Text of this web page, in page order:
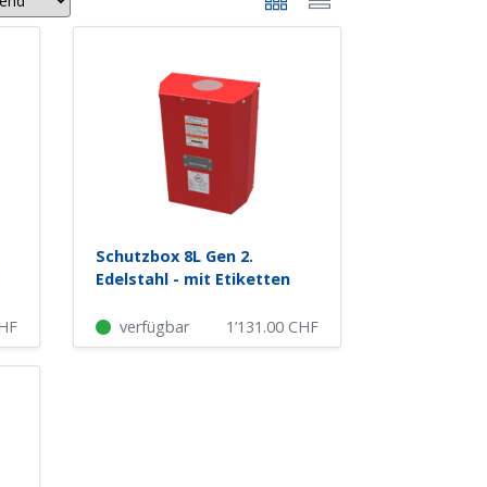
Schutzbox 8L Gen 2.
Edelstahl - mit Etiketten
verfügbar 1’131.00 CHF